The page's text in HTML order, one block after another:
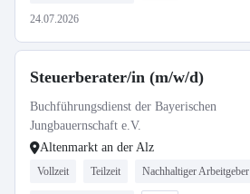
24.07.2026
Steuerberater/in (m/w/d)
Buchführungsdienst der Bayerischen
Jungbauernschaft e.V.
Altenmarkt an der Alz
Vollzeit Teilzeit Nachhaltiger Arbeitgeber